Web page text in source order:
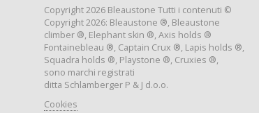
Copyright 2026 Bleaustone Tutti i contenuti ©
Copyright 2026: Bleaustone ®, Bleaustone
climber ®, Elephant skin ®, Axis holds ®
Fontainebleau ®, Captain Crux ®, Lapis holds ®,
Squadra holds ®, Playstone ®, Cruxies ®,
sono marchi registrati
ditta Schlamberger P & J d.o.o.
Cookies